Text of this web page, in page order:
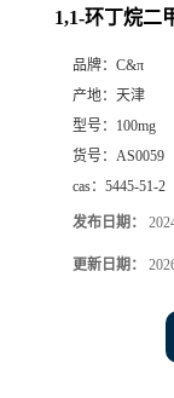
1,1-环丁烷二
品牌： C&π
产地： 天津
型号： 100mg
货号： AS0059
cas： 5445-51-2
发布日期：
更新日期：